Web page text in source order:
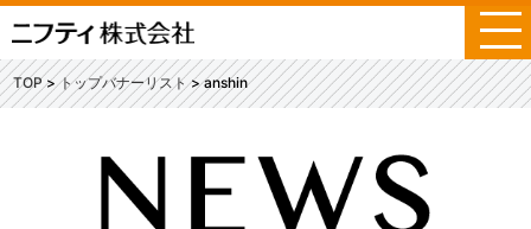
メ
ニ
ュ
ー
TOP トップバナーリスト anshin